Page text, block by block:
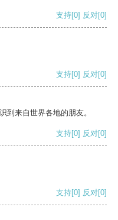
支持[0] 反对[0]
支持[0] 反对[0]
到来自世界各地的朋友。
支持[0] 反对[0]
支持[0] 反对[0]